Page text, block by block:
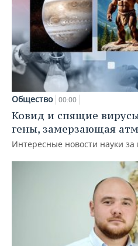
Общество 00:00
Ковид и спящие
гены, замерзающая
Интересные новости науки